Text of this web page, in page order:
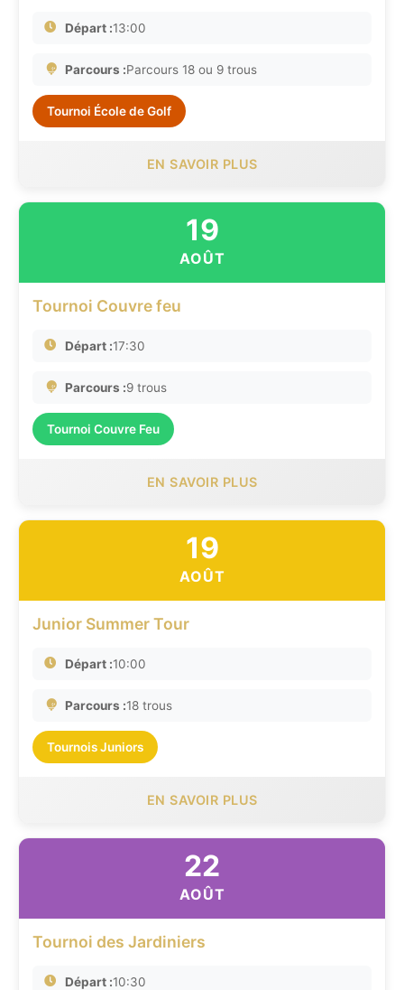
Départ :13:00
Parcours :Parcours 18 ou 9 trous
Tournoi École de Golf
EN SAVOIR PLUS
19
AOÛT
Tournoi Couvre feu
Départ :17:30
Parcours :9 trous
Tournoi Couvre Feu
EN SAVOIR PLUS
19
AOÛT
Junior Summer Tour
Départ :10:00
Parcours :18 trous
Tournois Juniors
EN SAVOIR PLUS
22
AOÛT
Tournoi des Jardiniers
Départ :10:30